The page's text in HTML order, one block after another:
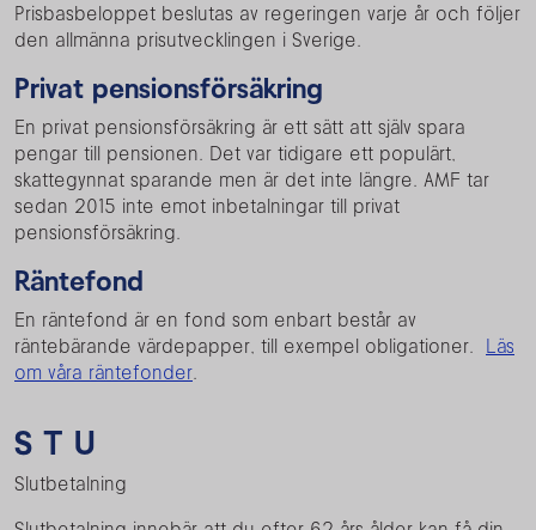
Prisbasbeloppet beslutas av regeringen varje år och följer
den allmänna prisutvecklingen i Sverige.
Privat pensionsförsäkring
En privat pensionsförsäkring är ett sätt att själv spara
pengar till pensionen. Det var tidigare ett populärt,
skattegynnat sparande men är det inte längre. AMF tar
sedan 2015 inte emot inbetalningar till privat
pensionsförsäkring.
Räntefond
En räntefond är en fond som enbart består av
räntebärande värdepapper, till exempel obligationer. Läs
om våra räntefonder.
S T U
Slutbetalning